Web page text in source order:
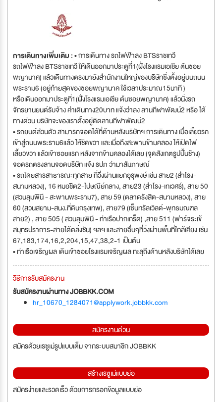
การเดินทางเพิ่มเติม :• การเดินทาง รถไฟฟ้าลง BTSราชเทวี
รถไฟฟ้าลง BTSราชเทวี ให้เดินออกมาประตูที่1(ฝั่งโรงแรมเอเชีย ต้นซอย
พญานาค) แล้วเดินทางตรงมายังสำนักงานใหญ่ของบริษัทซึ่งตั้งอยู่บนถนน
พระราม6 (อยู่ท้ายสุดของซอยพญานาค ใช้เวลาประมาณ15นาที )
หรือเดินออกมาประตูที่1(ฝั่งโรงแรมเอเชีย ต้นซอยพญานาค) แล้วนั่งรถ
จักรยานยนต์รับจ้าง ค่าเดินทาง20บาท แจ้งว่าลง ลานกีฬาพัฒน์2 หรือ ใต้
ทางด่วน บริษัทจะของเราตั้งอยู่ติดลานกีฬาพัฒน์2
• รถยนต์ส่วนตัว สามารถจอดได้ที่ด้านหลังบริษัทฯ การเดินทาง เมื่อเลี้ยวรถ
เข้าสู่ถนนพระราม6แล้ว ให้ชิดขวา และเมื่อถึงสะพานข้ามคลอง ให้เปิดไฟ
เลี้ยวขวา แล้วเข้าซอยแรก หลังจากข้ามคลองได้เลย (จุดสังเกตรูปปั้นช้าง)
จอดรถตรงลานจอดบริษัท แจ้ง รปภ ว่ามาสัมภาษณ์
• รถโดยสารสาธารณะทุกสาย ที่วิ่งผ่านแยกอุรุพงษ์ เช่น สาย2 (สำโรง-
สนามหลวง), 16 หมอชิต2-ไปษณีย์กลาง, สาย23 (สำโรง-เทเวศร์), สาย 50
(สวนลุมพินี - สะพานพระราม7), สาย 59 (ตลาดรังสิต-สนามหลวง), สาย
60 (สวนสยาม-สนง.ที่ดินกรุงเทพ), สาย79 (เซ็นทรัลเวิลด์-พุทธมณฑล
สาย2) , สาย 505 ( สวนลุมพินี - ท่าเรือปากเกร็ด) ,สาย 511 (ฟาร์จระเข้
สมุทรปราการ-สายใต้ตลิ่งชัน) ฯลฯ และสายอื่นๆที่วิ่งผ่านพื้นที่ใกล้เคียง เช่น
67,183,174,16,2,204,15,47,38,2-1 เป็นต้น
• ท่าเรือเจริญผล เดินเข้าซอยโรงแรมเจริญผล ทะลุถึงด้านหลังบริษัทได้เลย
วิธีการรับสมัครงาน
รับสมัครงานผ่านทาง JOBBKK.COM
hr_10670_1284071@applywork.jobbkk.com
สมัครงานด่วน
สมัครด้วยเรซูเม่รูปแบบเต็ม จากระบบสมาชิก JOBBKK
สร้างเรซูเม่แบบย่อ
สมัครง่ายและรวดเร็ว ด้วยการกรอกข้อมูลแบบย่อ